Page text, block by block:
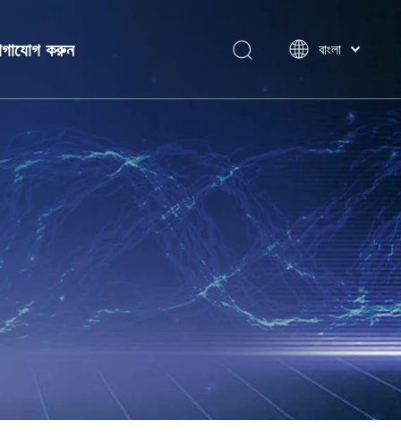
করুন বাংলা
Tiếng Việt
Italiano
Português
Español
Pусский
Français
العربية
简体中文
English